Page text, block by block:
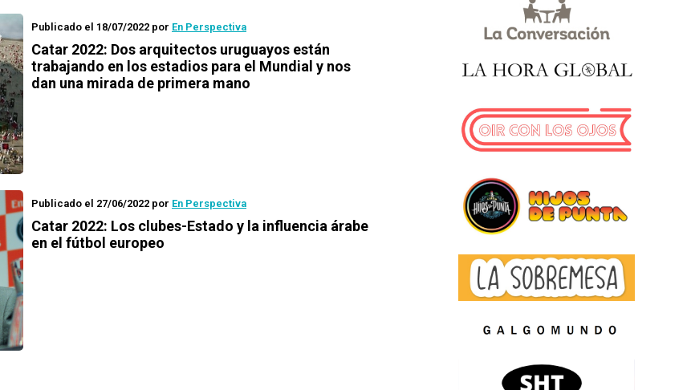
Publicado el 18/07/2022 por En Perspectiva
Catar 2022: Dos arquitectos uruguayos están
trabajando en los estadios para el Mundial y nos
dan una mirada de primera mano
Publicado el 27/06/2022 por En Perspectiva
Catar 2022: Los clubes-Estado y la influencia árabe
en el fútbol europeo